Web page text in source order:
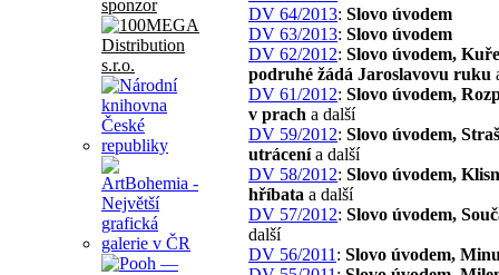
sponzor
DV 64/2013: Slovo úvodem
DV 63/2013: Slovo úvodem
DV 62/2012: Slovo úvodem,
podruhé žádá Jaroslavovu ruku
DV 61/2012: Slovo úvodem,
v prach a další
DV 59/2012: Slovo úvodem,
utrácenía další
DV 58/2012: Slovo úvodem,
hříbata a další
DV 57/2012: Slovo úvodem,
další
DV 56/2011 : Slovo úvodem,